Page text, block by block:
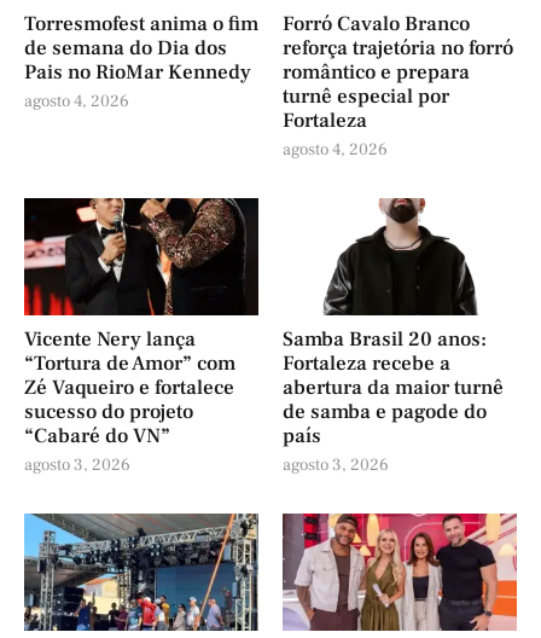
Torresmofest anima o fim
de semana do Dia dos
Pais no RioMar Kennedy
agosto 4, 2026
Forró Cavalo Branco
reforça trajetória no forró
romântico e prepara
turnê especial por
Fortaleza
agosto 4, 2026
Vicente Nery lança
“Tortura de Amor” com
Zé Vaqueiro e fortalece
sucesso do projeto
“Cabaré do VN”
agosto 3, 2026
Samba Brasil 20 anos:
Fortaleza recebe a
abertura da maior turnê
de samba e pagode do
país
agosto 3, 2026